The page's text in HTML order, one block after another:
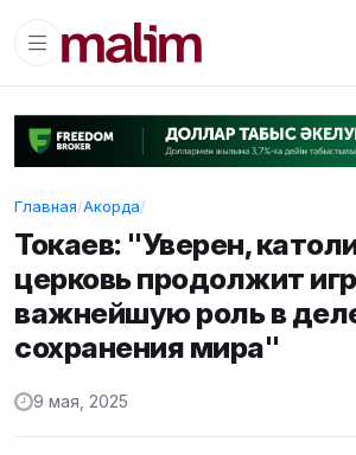
Главная/Акорда/
Токаев: "Уверен,
церковь продолжит
важнейшую роль в
сохранения мира"
9 мая, 2025